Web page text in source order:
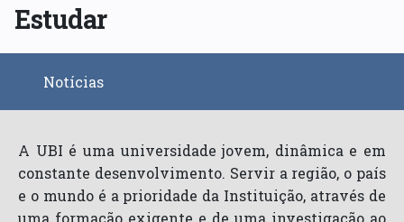
Estudar
Notícias
A UBI é uma universidade jovem, dinâmica e em
constante desenvolvimento. Servir a região, o país
e o mundo é a prioridade da Instituição, através de
uma formação exigente e de uma investigação ao